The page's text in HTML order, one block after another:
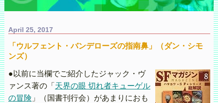
April 25, 2017
「ウルフェント・バンデローズの指南鼻」（ダン・シモ
ンズ）
●以前に当欄でご紹介したジャック・ヴ
ァンス著の「 天界の眼 切れ者キューゲル
の冒険 」（国書刊行会）があまりにおも